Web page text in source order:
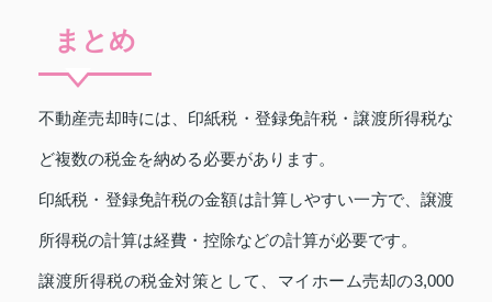
まとめ
不動産売却時には、印紙税・登録免許税・譲渡所得税な
ど複数の税金を納める必要があります。
印紙税・登録免許税の金額は計算しやすい一方で、譲渡
所得税の計算は経費・控除などの計算が必要です。
譲渡所得税の税金対策として、マイホーム売却の3,000